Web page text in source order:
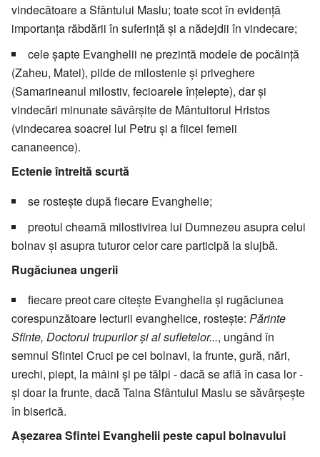
vindecătoare a Sfântului Maslu; toate scot în evidenţă
importanţa răbdării în suferinţă şi a nădejdii în vindecare;
cele şapte Evanghelii ne prezintă modele de pocăinţă
(Zaheu, Matei), pilde de milostenie şi priveghere
(Samarineanul milostiv, fecioarele înţelepte), dar şi
vindecări minunate săvârşite de Mântuitorul Hristos
(vindecarea soacrei lui Petru şi a fiicei femeii
cananeence).
Ectenie întreită scurtă
se rosteşte după fiecare Evanghelie;
preotul cheamă milostivirea lui Dumnezeu asupra celui
bolnav şi asupra tuturor celor care participă la slujbă.
Rugăciunea ungerii
fiecare preot care citeşte Evanghelia şi rugăciunea
corespunzătoare lecturii evanghelice, rosteşte: Părinte
Sfinte, Doctorul trupurilor şi al sufletelor..., ungând în
semnul Sfintei Cruci pe cei bolnavi, la frunte, gură, nări,
urechi, piept, la mâini şi pe tălpi - dacă se află în casa lor -
şi doar la frunte, dacă Taina Sfântului Maslu se săvârşeşte
în biserică.
Aşezarea Sfintei Evanghelii peste capul bolnavului